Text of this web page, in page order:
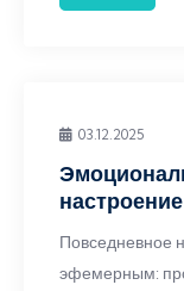
03.12.2025
Повседневное
эфемерным: